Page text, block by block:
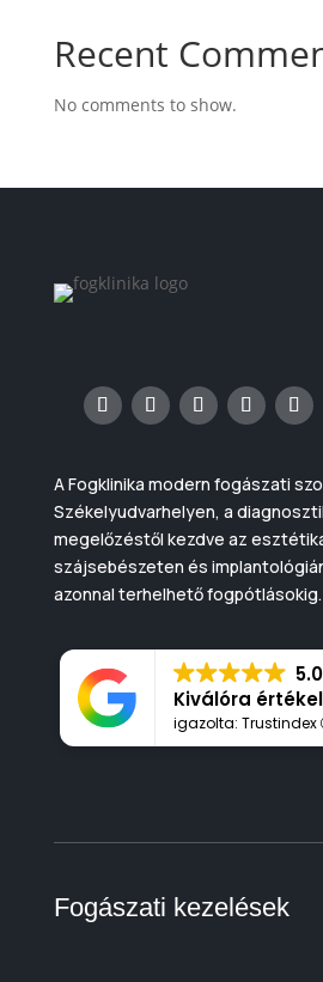
Recent
No comments to show.
A Fogklinika modern fogászati
Székelyudvarhelyen, a
megelőzéstől kezdve az
szájsebészeten és
azonnal terhelhető fogpótlásokig.
5.0
Kiválóra
igazolta: Trustindex
Fogászati kezelések